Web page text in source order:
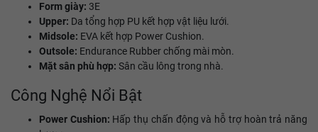
Form giày: 3E
Upper: Da tổng hợp PU kết hợp vật liệu lưới.
Midsole: EVA kết hợp Power Cushion.
Outsole: Endurance Rubber chống mài mòn.
Mặt sân phù hợp: Sân cầu lông trong nhà.
Công Nghệ Nổi Bật
Power Cushion: Hấp thụ chấn động và hỗ trợ hoàn trả năng